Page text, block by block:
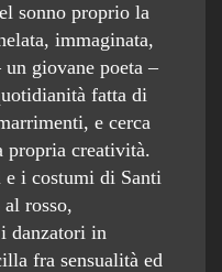
sonno proprio la
immaginata,
giovane poeta –
fatta di
e cerca
creatività.
i costumi di Santi
rosso,
danzatori in
fra sensualità ed